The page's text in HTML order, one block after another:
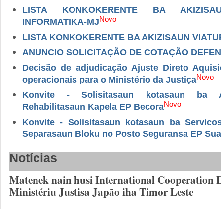
LISTA KONKOKERENTE BA
INFORMATIKA-MJNovo
LISTA KONKOKERENTE BA AKIZISAUN
ANUNCIO SOLICITAÇÃO DE COTAÇÃO
Decisão de adjudicação Ajuste Direto
operacionais para o Ministério da JustiçaNovo
Konvite - Solisitasaun kotasaun ba
Rehabilitasaun Kapela EP BecoraNovo
Konvite - Solisitasaun kotasaun ba
Separasaun Bloku no Posto Seguransa EP
Notícias
Matenek nain husi International Cooperation
Ministériu Justisa Japão iha Timor Leste